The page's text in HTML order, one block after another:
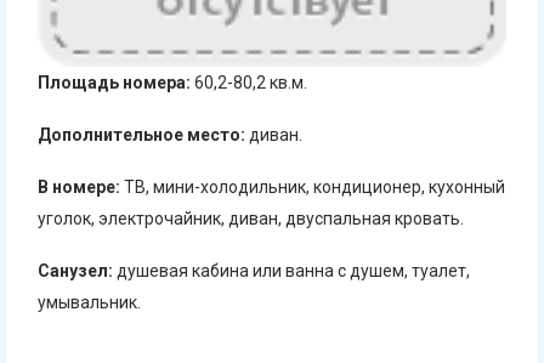
Площадь номера: 60,2-80,2 кв.м.
Дополнительное место: диван.
В номере: ТВ, мини-холодильник, кондиционер, кухонный
уголок, электрочайник, диван, двуспальная кровать.
Санузел: душевая кабина или ванна с душем, туалет,
умывальник.